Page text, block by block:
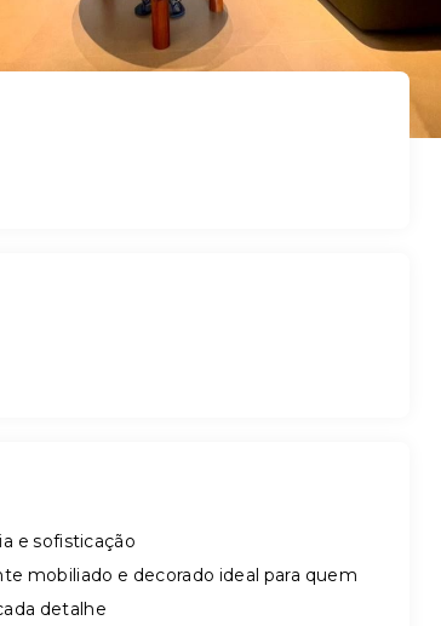
e sofisticação
mobiliado e decorado ideal para quem
detalhe